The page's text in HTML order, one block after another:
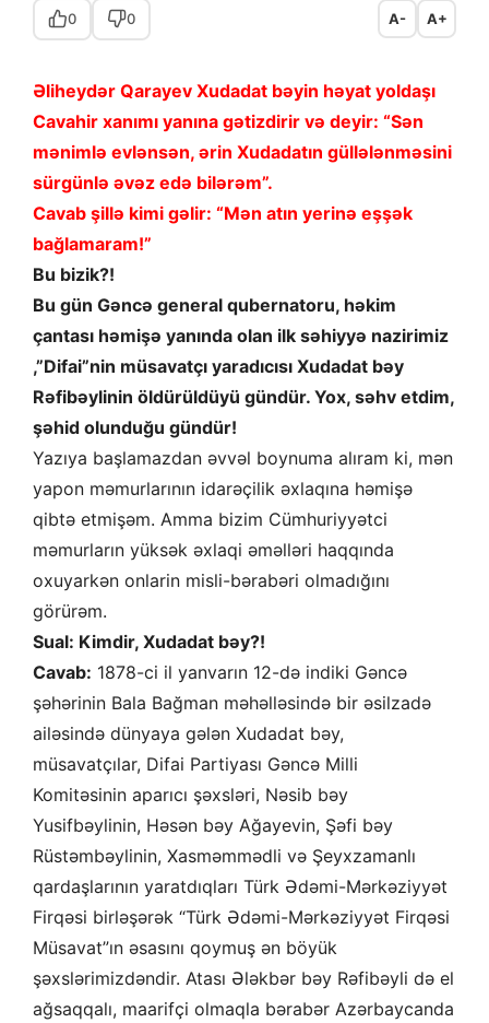
0 0 A- A+
Əliheydər Qarayev Xudadat bəyin həyat yoldaşı
Cavahir xanımı yanına gətizdirir və deyir: “Sən
mənimlə evlənsən, ərin Xudadatın güllələnməsini
sürgünlə əvəz edə bilərəm”.
Cavab şillə kimi gəlir: “Mən atın yerinə eşşək
bağlamaram!”
Bu bizik?!
Bu gün Gəncə general qubernatoru, həkim
çantası həmişə yanında olan ilk səhiyyə nazirimiz
,”Difai”nin müsavatçı yaradıcısı Xudadat bəy
Rəfibəylinin öldürüldüyü gündür. Yox, səhv etdim,
şəhid olunduğu gündür!
Yazıya başlamazdan əvvəl boynuma alıram ki, mən
yapon məmurlarının idarəçilik əxlaqına həmişə
qibtə etmişəm. Amma bizim Cümhuriyyətci
məmurların yüksək əxlaqi əməlləri haqqında
oxuyarkən onlarin misli-bərabəri olmadığını
görürəm.
Sual: Kimdir, Xudadat bəy?!
Cavab: 1878-ci il yanvarın 12-də indiki Gəncə
şəhərinin Bala Bağman məhəlləsində bir əsilzadə
ailəsində dünyaya gələn Xudadat bəy,
müsavatçılar, Difai Partiyası Gəncə Milli
Komitəsinin aparıcı şəxsləri, Nəsib bəy
Yusifbəylinin, Həsən bəy Ağayevin, Şəfi bəy
Rüstəmbəylinin, Xasməmmədli və Şeyxzamanlı
qardaşlarının yaratdıqları Türk Ədəmi-Mərkəziyyət
Firqəsi birləşərək “Türk Ədəmi-Mərkəziyyət Firqəsi
Müsavat”ın əsasını qoymuş ən böyük
şəxslərimizdəndir. Atası Ələkbər bəy Rəfibəyli də el
ağsaqqalı, maarifçi olmaqla bərabər Azərbaycanda